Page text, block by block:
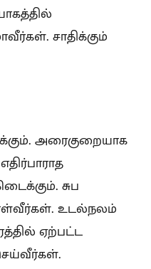
சாதிக்கும்
அரைகுறையாக
சுப
உடல்நலம்
ஏற்பட்ட